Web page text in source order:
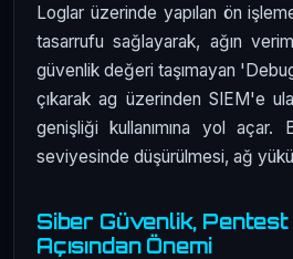
Loglar üzerinde yapılan ön
tasarrufu sağlayarak, ağın
güvenlik değeri taşımayan
çıkarak ag üzerinden SIEM'e
genişliği kullanımına yol açar.
seviyesinde düşürülmesi, ağ
Siber Güvenlik,
Açısından Önemi